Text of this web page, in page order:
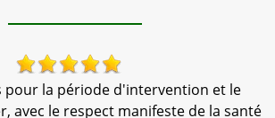
pour la période d'intervention et le
avec le respect manifeste de la santé